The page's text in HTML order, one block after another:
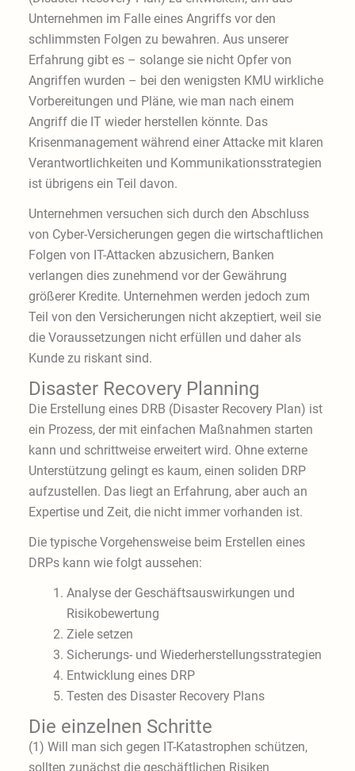
Unternehmen im Falle eines Angriffs vor den
schlimmsten Folgen zu bewahren. Aus unserer
Erfahrung gibt es – solange sie nicht Opfer von
Angriffen wurden – bei den wenigsten KMU wirkliche
Vorbereitungen und Pläne, wie man nach einem
Angriff die IT wieder herstellen könnte. Das
Krisenmanagement während einer Attacke mit klaren
Verantwortlichkeiten und Kommunikationsstrategien
ist übrigens ein Teil davon.
Unternehmen versuchen sich durch den Abschluss
von Cyber-Versicherungen gegen die wirtschaftlichen
Folgen von IT-Attacken ab­zu­sichern, Banken
verlangen dies zunehmend vor der Gewährung
größerer Kredite. Unternehmen werden jedoch zum
Teil von den Versicherungen nicht akzeptiert, weil sie
die Voraussetzungen nicht erfüllen und daher als
Kunde zu riskant sind.
Disaster Recovery Planning
Die Erstellung eines DRB (Disaster Recovery Plan) ist
ein Prozess, der mit einfachen Maßnahmen starten
kann und schrittweise erweitert wird. Ohne externe
Unterstützung gelingt es kaum, einen soliden DRP
aufzustellen. Das liegt an Erfahrung, aber auch an
Expertise und Zeit, die nicht immer vorhanden ist.
Die typische Vorgehensweise beim Erstellen eines
DRPs kann wie folgt aussehen:
Analyse der Geschäftsauswirkungen und
Risikobewertung
Ziele setzen
Sicherungs- und Wiederherstellungsstrategien
Entwicklung eines DRP
Testen des Disaster Recovery Plans
Die einzelnen Schritte
(1) Will man sich gegen IT-Katastrophen schützen,
sollten zunächst die geschäftlichen Risiken